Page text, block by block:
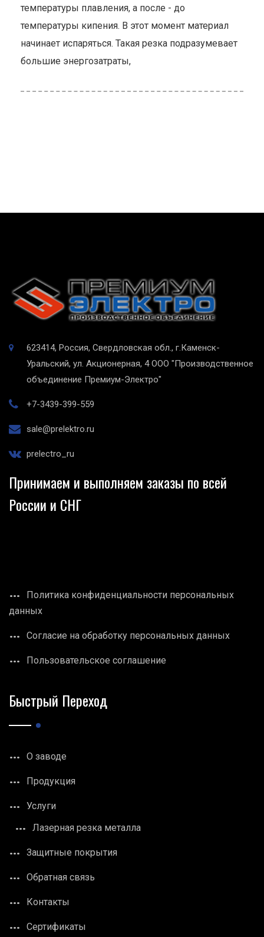
температуры плавления, а после - до
температуры кипения. В этот момент материал
начинает испаряться. Такая резка подразумевает
большие энергозатраты,
623414, Россия, Свердловская обл., г.Каменск-
Уральский, ул. Акционерная, 4 ООО "Производственное
объединение Премиум-Электро"
+7-3439-399-559
sale@prelektro.ru
prelectro_ru
Принимаем и выполняем заказы по всей
России и СНГ
Политика конфиденциальности персональных
данных
Согласие на обработку персональных данных
Пользовательское соглашение
Быстрый Переход
О заводе
Продукция
Услуги
Лазерная резка металла
Защитные покрытия
Обратная связь
Контакты
Сертификаты